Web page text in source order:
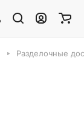
Разделочные